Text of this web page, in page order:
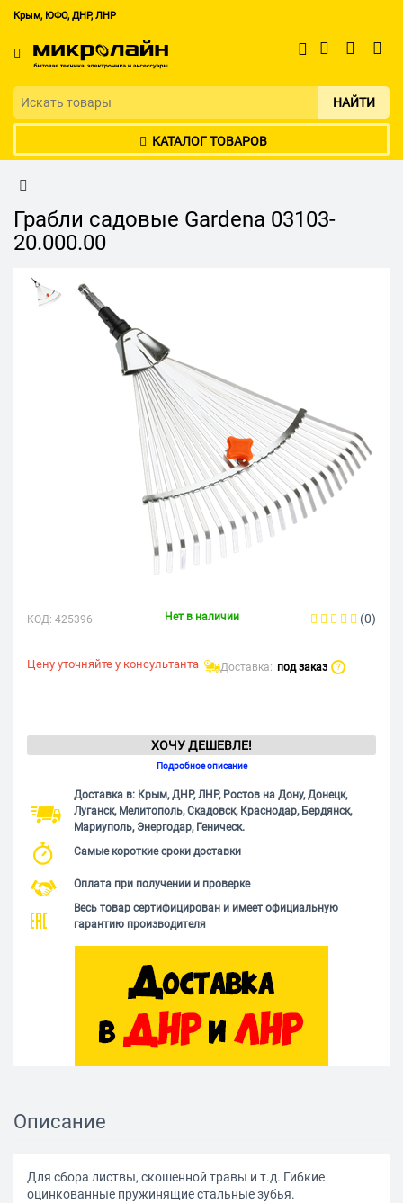
Крым, ЮФО, ДНР, ЛНР
НАЙТИ
КАТАЛОГ ТОВАРОВ
Грабли садовые Gardena 03103-
20.000.00
КОД: 425396 Нет в наличии (0)
Цену уточняйте у консультанта Доставка: под заказ ?
ХОЧУ ДЕШЕВЛЕ!
Подробное описание
Доставка в: Крым, ДНР, ЛНР, Ростов на Дону, Донецк,
Луганск, Мелитополь, Скадовск, Краснодар, Бердянск,
Мариуполь, Энергодар, Геническ.
Самые короткие сроки доставки
Оплата при получении и проверке
Весь товар сертифицирован и имеет официальную
гарантию производителя
Описание
Для сбора листвы, скошенной травы и т.д. Гибкие
оцинкованные пружинящие стальные зубья.